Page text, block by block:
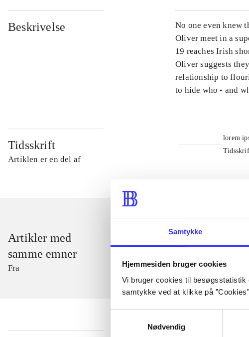
Samtykke
Hjemmesiden bruger cookies
Vi bruger cookies til
samtykke ved at klikke på
Nødvendig
Beskrivelse
No one even knew
Oliver meet in a
19 reaches Irish
Oliver suggests
relationship to
to hide who - and
Tidsskrift
Artiklen er en del af
lorem
Artikler med
samme emner
Fra